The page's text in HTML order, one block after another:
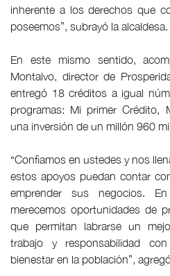
inherente a los derechos que
poseemos”, subrayó la alcaldesa.
En este mismo sentido,
Montalvo, director de
entregó 18 créditos a igual
programas: Mi primer Crédito,
una inversión de un millón 960
“Confiamos en ustedes y nos
estos apoyos puedan contar
emprender sus negocios.
merecemos oportunidades de
que permitan labrarse un
trabajo y responsabilidad
bienestar en la población”,